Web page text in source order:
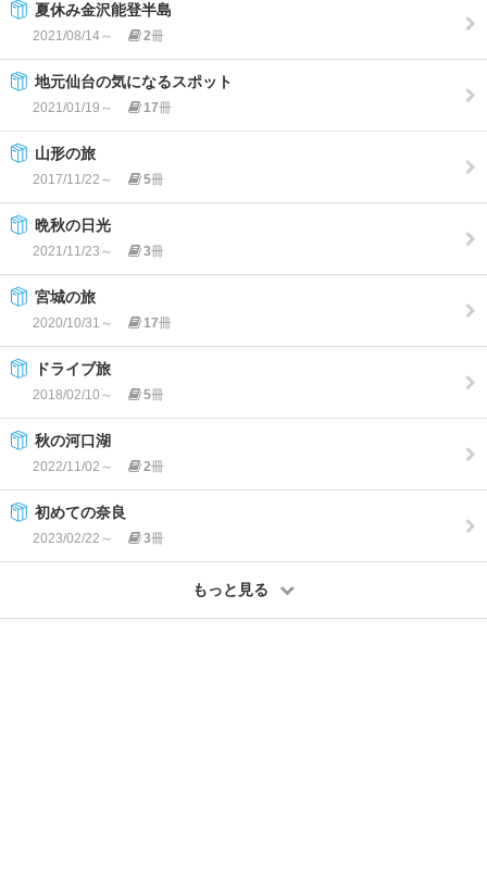
夏休み金沢能登半島
2021/08/14～ 2冊
地元仙台の気になるスポット
2021/01/19～ 17冊
山形の旅
2017/11/22～ 5冊
晩秋の日光
2021/11/23～ 3冊
宮城の旅
2020/10/31～ 17冊
ドライブ旅
2018/02/10～ 5冊
秋の河口湖
2022/11/02～ 2冊
初めての奈良
2023/02/22～ 3冊
もっと見る